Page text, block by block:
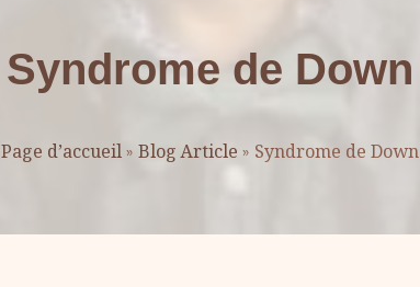
Syndrome de Down
Page d’accueil»Blog Article» Syndrome de Down